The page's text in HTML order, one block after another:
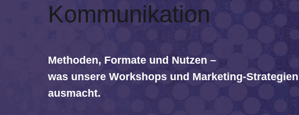
Kommunikation
Methoden, Formate und Nutzen –
was unsere Workshops und Marketing-Strategien
ausmacht.